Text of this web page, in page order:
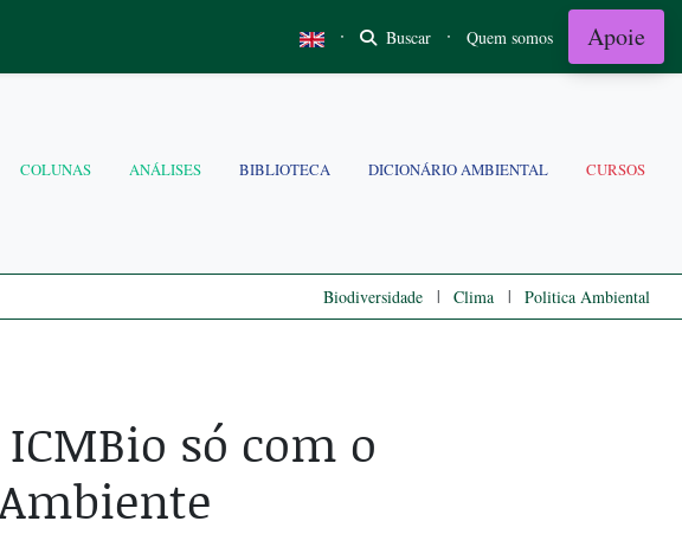
· Buscar · Quem somos Apoie
COLUNAS ANÁLISES BIBLIOTECA DICIONÁRIO AMBIENTAL CURSOS
Biodiversidade | Clima | Politica Ambiental
só com o